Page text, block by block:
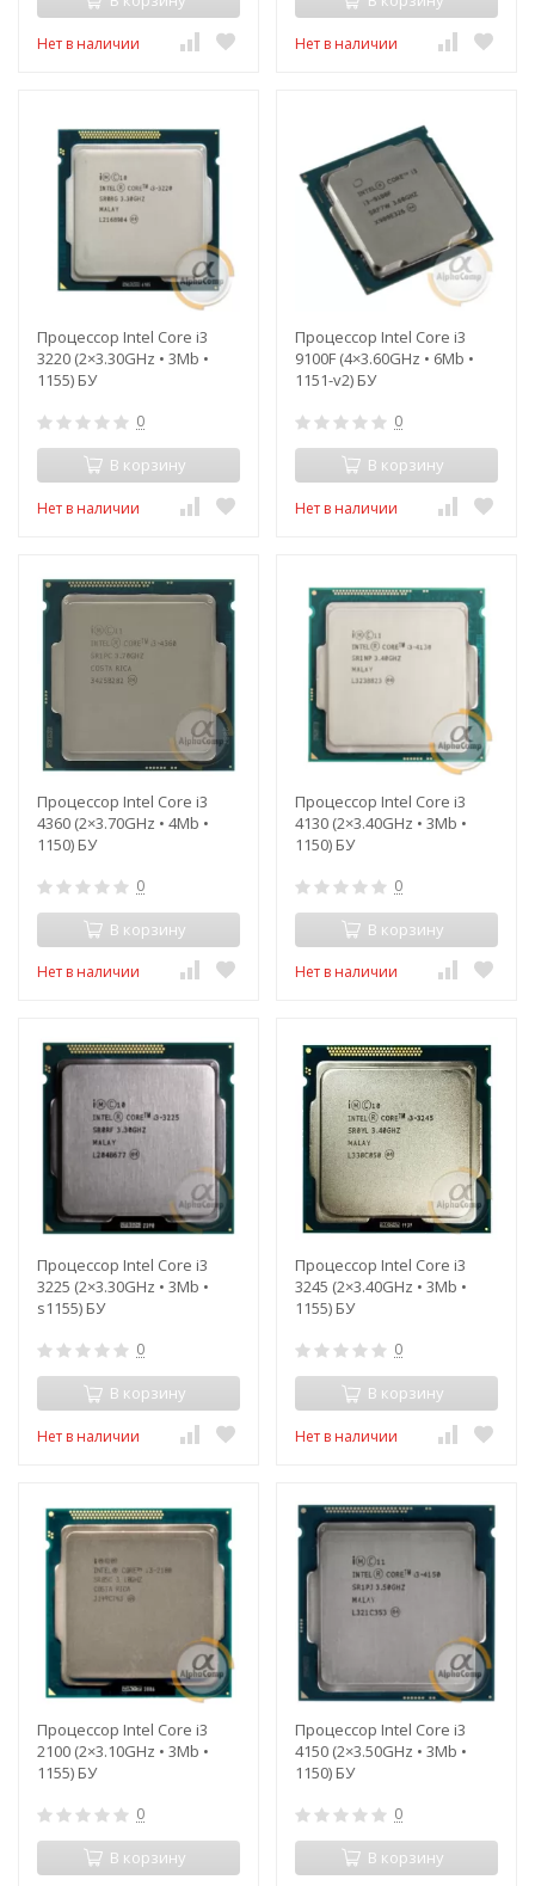
Нет в наличии Нет в наличии
Процессор Intel Core i3
3220 (2×3.30GHz • 3Mb •
1155) БУ
0
В корзину
Нет в наличии
Процессор Intel Core i3
9100F (4×3.60GHz • 6Mb •
1151-v2) БУ
0
В корзину
Нет в наличии
Процессор Intel Core i3
4360 (2×3.70GHz • 4Mb •
1150) БУ
0
В корзину
Нет в наличии
Процессор Intel Core i3
4130 (2×3.40GHz • 3Mb •
1150) БУ
0
В корзину
Нет в наличии
Процессор Intel Core i3
3225 (2×3.30GHz • 3Mb •
s1155) БУ
0
В корзину
Нет в наличии
Процессор Intel Core i3
3245 (2×3.40GHz • 3Mb •
1155) БУ
0
В корзину
Нет в наличии
Процессор Intel Core i3
2100 (2×3.10GHz • 3Mb •
1155) БУ
0
В корзину
Процессор Intel Core i3
4150 (2×3.50GHz • 3Mb •
1150) БУ
0
В корзину